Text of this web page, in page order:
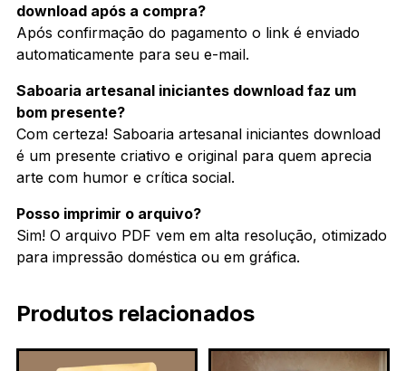
download após a compra?
Após confirmação do pagamento o link é enviado
automaticamente para seu e-mail.
Saboaria artesanal iniciantes download faz um
bom presente?
Com certeza! Saboaria artesanal iniciantes download
é um presente criativo e original para quem aprecia
arte com humor e crítica social.
Posso imprimir o arquivo?
Sim! O arquivo PDF vem em alta resolução, otimizado
para impressão doméstica ou em gráfica.
Produtos relacionados